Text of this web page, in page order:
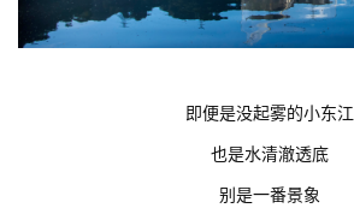
即便是没起雾的小东江
也是水清澈透底
别是一番景象